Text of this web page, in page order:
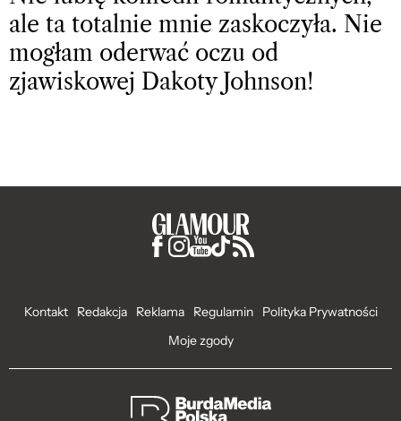
ale ta totalnie mnie zaskoczyła. Nie
mogłam oderwać oczu od
zjawiskowej Dakoty Johnson!
Kontakt Redakcja Reklama Regulamin
Polityka Prywatności
Moje zgody